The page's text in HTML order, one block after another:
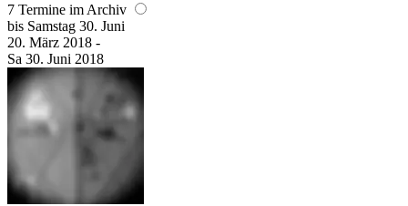
7 Termine im Archiv
bis Samstag 30. Juni
20. März 2018 -
Sa 30. Juni 2018